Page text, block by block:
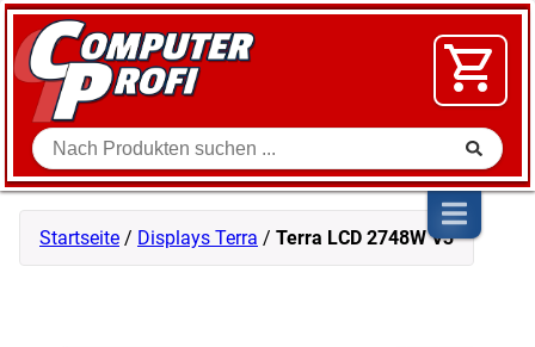
Zum Inhalt springen
Suche
SOFTWARE
VIDEO
SHOP
Startseite / Displays Terra / Terra LCD 2748W V3